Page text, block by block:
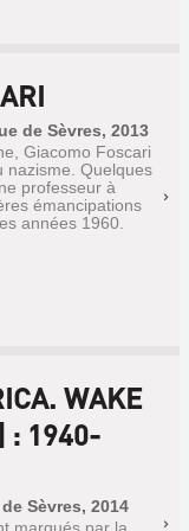
de Sèvres, 2013
Giacomo Foscari
nazisme. Quelques
professeur à
émancipations
années 1960.
WAKE
: 1940-
Sèvres, 2014